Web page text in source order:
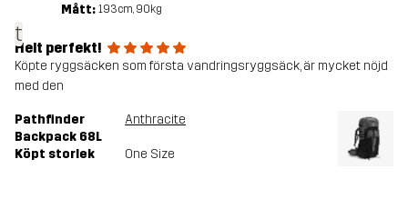
t
Mått: 193cm, 90kg
Helt perfekt!
Köpte ryggsäcken som första vandringsryggsäck, är mycket nöjd
med den
Pathfinder
Backpack 68L
Anthracite
Köpt storlek One Size